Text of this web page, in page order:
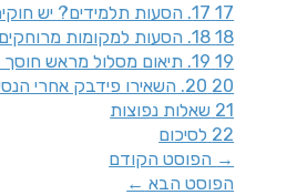
17 17. הסעות תלמידים? יש חוקים אחרים
18 18. הסעות למקומות מרוחקים – דרשו ניסיון
19 19. תיאום מסלול מראש חוסך בעיות
20 20. השאירו פידבק אחרי הנסיעה
21 שאלות נפוצות
22 לסיכום
→ הפוסט הקודם
הפוסט הבא ←